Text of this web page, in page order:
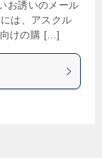
お誘いのメール
は、アスクル
けの購 […]